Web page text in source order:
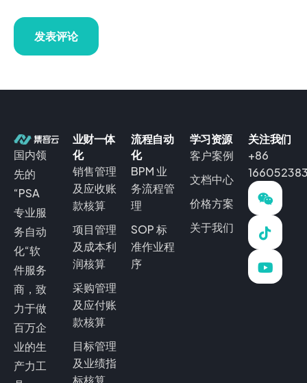
国内领
先的
“PSA
专业服
务自动
化“软
件服务
商，致
力于做
百万企
业的生
产力工
业财一体
化
销售管理
及应收账
款核算
项目管理
及成本利
润核算
采购管理
及应付账
款核算
目标管理
及业绩指
标核算
流程自动
化
BPM 业
务流程管
理
SOP 标
准作业程
序
学习资源
客户案例
文档中心
价格方案
关于我们
关注我们
+86